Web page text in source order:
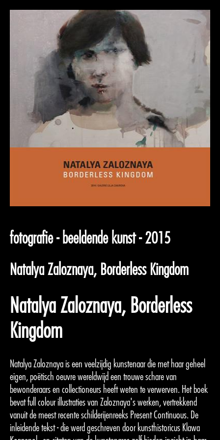
fotografie - beeldende kunst - 2015
Natalya Zaloznaya, Borderless Kingdom
Natalya Zaloznaya, Borderless
Kingdom
Natalya Zaloznaya is een veelzijdig kunstenaar die met haar geheel
eigen, poëtisch oeuvre wereldwijd een trouwe schare van
bewonderaars en collectioneurs heeft weten te verwerven. Het boek
bevat full colour illustraties van Zaloznaya's werken, vertrekkend
vanuit de meest recente schilderijenreeks Present Continuous. De
inleidende tekst - die werd geschreven door kunsthistoricus Klawa